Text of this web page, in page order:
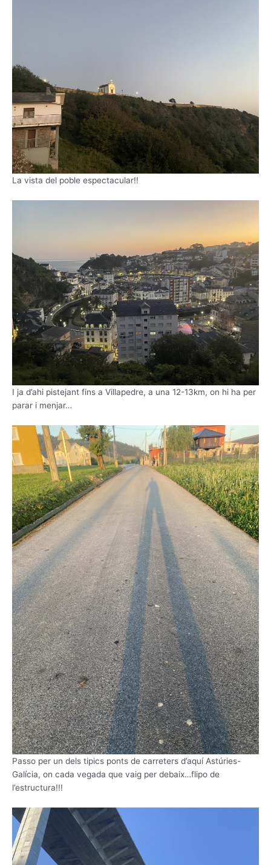
La vista del poble espectacular!!
I ja d’ahi pistejant fins a Villapedre, a una 12-13km, on hi ha per
parar i menjar…
Passo per un dels tipics ponts de carreters d’aquí Astúries-
Galícia, on cada vegada que vaig per debaix…flipo de
l’estructura!!!